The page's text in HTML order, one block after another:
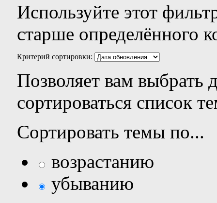
Используйте этот
старше определённого
Критерий сортировки:
Позволяет вам выбрать
сортироваться список
Сортировать темы по...
возрастанию
убыванию